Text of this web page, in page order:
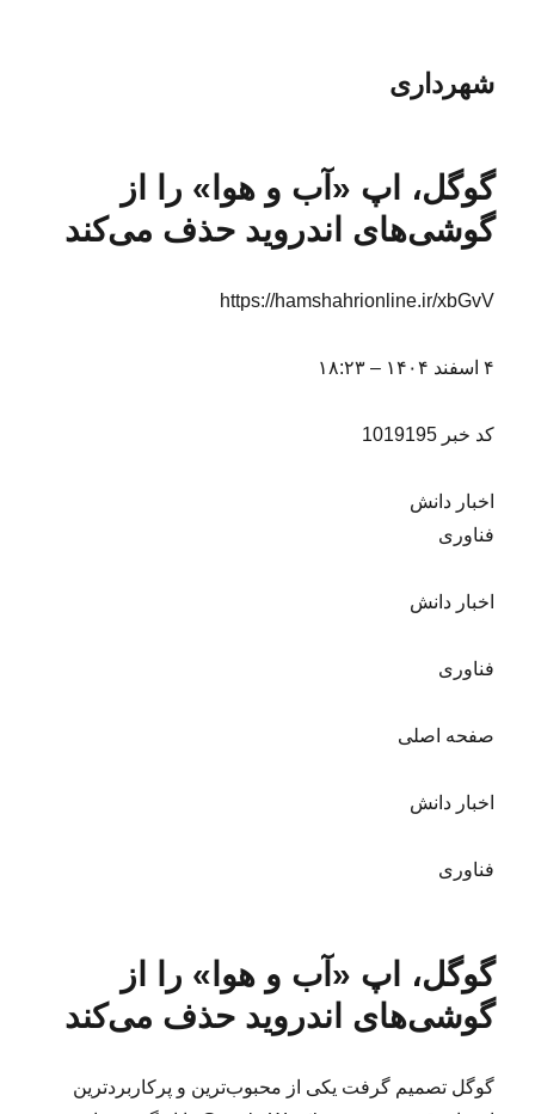
شهرداری
گوگل، اپ «آب و هوا» را از
گوشی‌های اندروید حذف می‌کند
https://hamshahrionline.ir/xbGvV
۴ اسفند ۱۴۰۴ – ۱۸:۲۳
کد خبر 1019195
اخبار دانش
فناوری‌
اخبار دانش
فناوری‌
صفحه اصلی
اخبار دانش
فناوری‌
گوگل، اپ «آب و هوا» را از
گوشی‌های اندروید حذف می‌کند
گوگل تصمیم گرفت یکی از محبوب‌ترین و پرکاربردترین